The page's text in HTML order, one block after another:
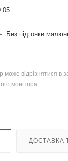
Без підгонки
може відрізнятися в
монітора
ДОСТАВКА